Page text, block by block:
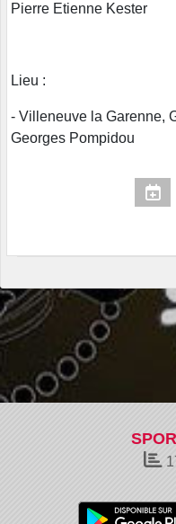
Pierre Etienne Kester
Lieu :
- Villeneuve la Garenne,
Georges Pompidou